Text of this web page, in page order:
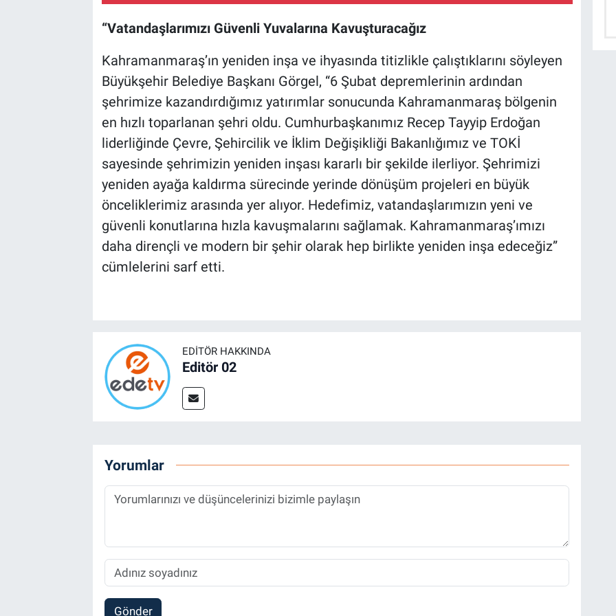
“Vatandaşlarımızı Güvenli Yuvalarına Kavuşturacağız
Kahramanmaraş’ın yeniden inşa ve ihyasında titizlikle çalıştıklarını söyleyen
Büyükşehir Belediye Başkanı Görgel, “6 Şubat depremlerinin ardından
şehrimize kazandırdığımız yatırımlar sonucunda Kahramanmaraş bölgenin
en hızlı toparlanan şehri oldu. Cumhurbaşkanımız Recep Tayyip Erdoğan
liderliğinde Çevre, Şehircilik ve İklim Değişikliği Bakanlığımız ve TOKİ
sayesinde şehrimizin yeniden inşası kararlı bir şekilde ilerliyor. Şehrimizi
yeniden ayağa kaldırma sürecinde yerinde dönüşüm projeleri en büyük
önceliklerimiz arasında yer alıyor. Hedefimiz, vatandaşlarımızın yeni ve
güvenli konutlarına hızla kavuşmalarını sağlamak. Kahramanmaraş’ımızı
daha dirençli ve modern bir şehir olarak hep birlikte yeniden inşa edeceğiz”
cümlelerini sarf etti.
EDITÖR HAKKINDA
Editör 02
Yorumlar
Gönder